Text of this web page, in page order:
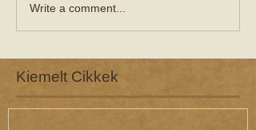
Write a comment...
Kiemelt Cikkek